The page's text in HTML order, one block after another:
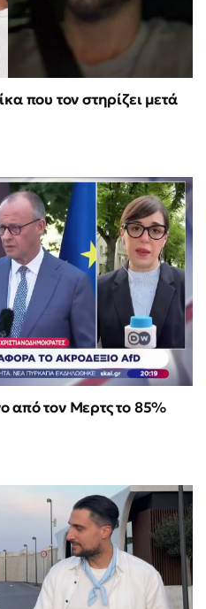
που τον στηρίζει μετά
από τον Μερτς το 85%